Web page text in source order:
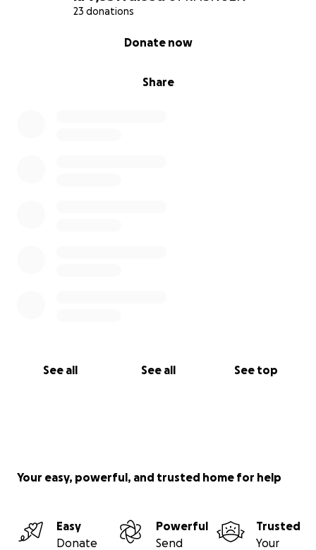
23 donations
Share
Donate now
See all See all See top
Your easy, powerful, and trusted home for help
Easy
Donate
Powerful
Send
Trusted
Your